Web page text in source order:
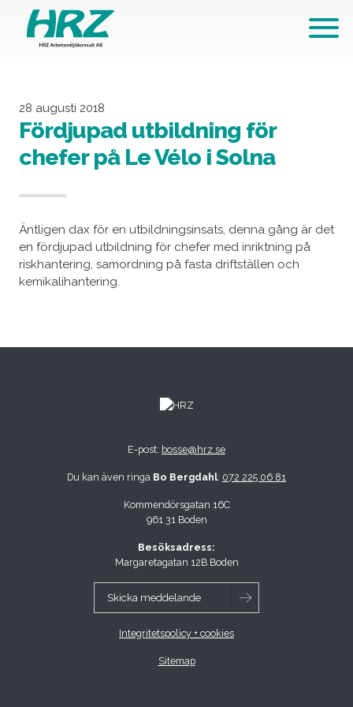
Hoppa till innehållet
28 augusti 2018
Fördjupad utbildning för
chefer på Le Vélo i Solna
Äntligen dax för en utbildningsinsats, denna gång är det
en fördjupad utbildning för chefer med inriktning på
riskhantering, samordning på fasta driftställen och
kemikalihantering.
E-post: bosse@hrz.se
Du kan även ringa Bo Bergdahl: 072 225 06 81
Kommendörsgatan 16C
961 31 Boden
Besöksadress:
Margaretagatan 12B Boden
Skicka meddelande
Integritetspolicy + cookies
Sitemap